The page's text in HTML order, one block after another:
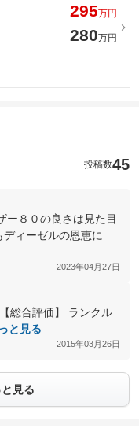
295万円
280万円
投稿数45
ー８０の良さは見た目
ィーゼルの恩恵に
2023年04月27日
総合評価】 ランクル
と見る
2015年03月26日
見る